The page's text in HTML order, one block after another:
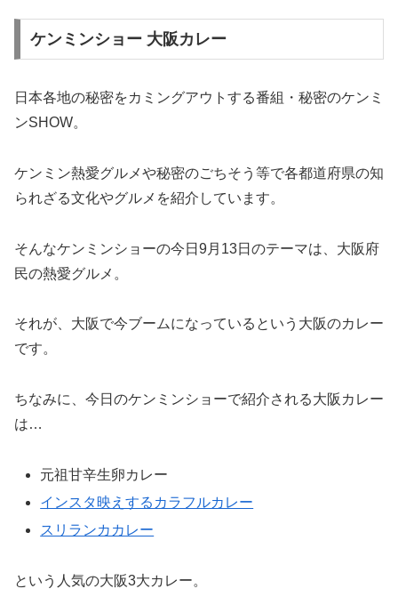
ケンミンショー 大阪カレー
日本各地の秘密をカミングアウトする番組・秘密のケンミ
ンSHOW。
ケンミン熱愛グルメや秘密のごちそう等で各都道府県の知
られざる文化やグルメを紹介しています。
そんなケンミンショーの今日9月13日のテーマは、大阪府
民の熱愛グルメ。
それが、大阪で今ブームになっているという大阪のカレー
です。
ちなみに、今日のケンミンショーで紹介される大阪カレー
は…
元祖甘辛生卵カレー
インスタ映えするカラフルカレー
スリランカカレー
という人気の大阪3大カレー。